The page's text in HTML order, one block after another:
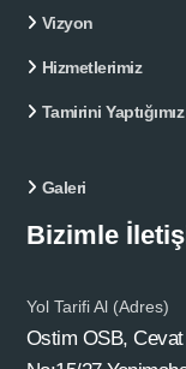
Vizyon
Hizmetlerimiz
Tamirini
Galeri
Bizimle
Yol Tarifi Al (Adres)
Ostim OSB,